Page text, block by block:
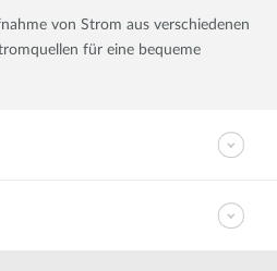
von Strom aus verschiedenen
für eine bequeme